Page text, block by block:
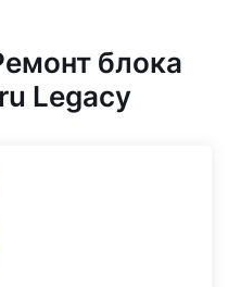
блока
Legacy